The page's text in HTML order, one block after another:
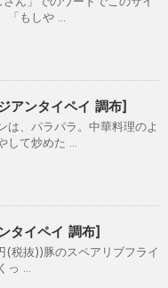
「もしや ...
アンタイペイ 調布]
は、パラパラ。中華料理のよ
して炒めた ...
タイペイ 調布]
(税抜))豚のスペアリブフライ
っ ...